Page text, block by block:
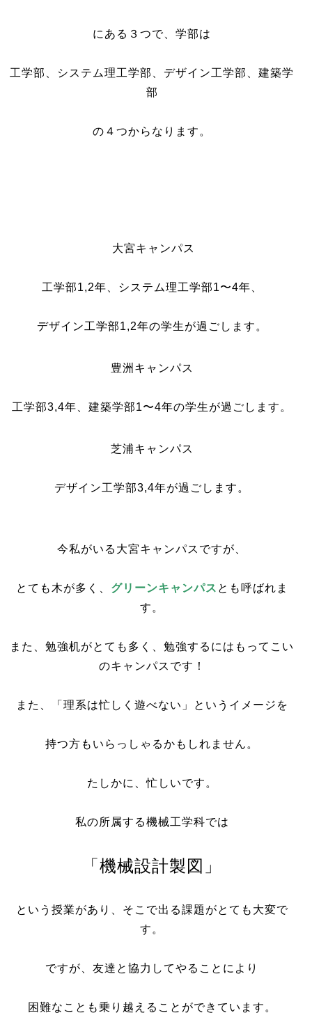
にある３つで、学部は
工学部、システム理工学部、 デザイン工学部、建築学
部
の４つからなります。
大宮キャンパス
工学部1,2年、システム理工学部1〜4年、
デザイン工学部1,2年の学生が過ごします。
豊洲キャンパス
工学部3,4年、建築学部1〜4年の学生が過ごします。
芝浦キャンパス
デザイン工学部3,4年が過ごします。
今私がいる大宮キャンパスですが、
とても木が多く、 グリーンキャンパス とも呼ばれま
す。
また、勉強机がとても多く、勉強するにはもってこい
のキャンパスです！
また、「理系は忙しく遊べない」というイメージ を
持つ方もいらっしゃるかもしれません。
たしかに、忙しいです。
私の所属する機械工学科では
「機械設計製図」
という授業があり、そこで出る課題がとても大変で
す。
ですが、友達と協力してやることにより
困難なことも乗り越えることができています。